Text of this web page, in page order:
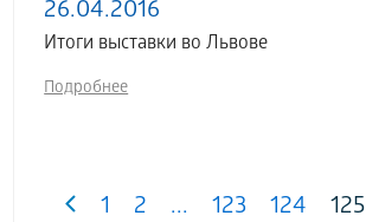
26.04.2016
Итоги выставки во Львове
Подробнее
1 2 ... 123 124 125